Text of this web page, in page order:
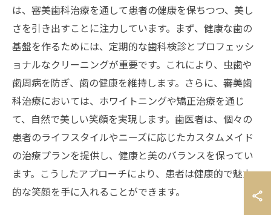
は、審美歯科治療を通して患者の健康を保ちつつ、美し
さを引き出すことに注力しています。まず、健康な歯の
基盤を作るためには、定期的な歯科検診とプロフェッシ
ョナルなクリーニングが重要です。これにより、虫歯や
歯周病を防ぎ、歯の健康を維持します。さらに、審美歯
科治療においては、ホワイトニングや矯正治療を通じ
て、自然で美しい笑顔を実現します。歯医者は、個々の
患者のライフスタイルやニーズに応じたカスタムメイド
の治療プランを提供し、健康と美のバランスを保ってい
ます。こうしたアプローチにより、患者は健康的で魅力
的な笑顔を手に入れることができます。